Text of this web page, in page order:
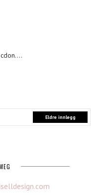
Eldre innlegg